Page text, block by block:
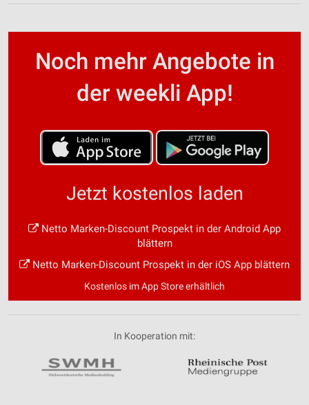
Noch mehr Angebote in
der weekli App!
Jetzt kostenlos laden
Netto Marken-Discount Prospekt in der Android App
blättern
Netto Marken-Discount Prospekt in der iOS App blättern
Kostenlos im App Store erhältlich
In Kooperation mit: